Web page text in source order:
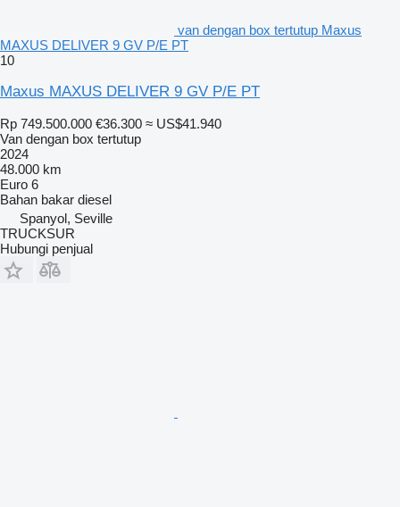
van dengan box tertutup Maxus
MAXUS DELIVER 9 GV P/E PT
10
Maxus MAXUS DELIVER 9 GV P/E PT
Rp 749.500.000 €36.300 ≈ US$41.940
Van dengan box tertutup
2024
48.000 km
Euro 6
Bahan bakar diesel
Spanyol, Seville
TRUCKSUR
Hubungi penjual